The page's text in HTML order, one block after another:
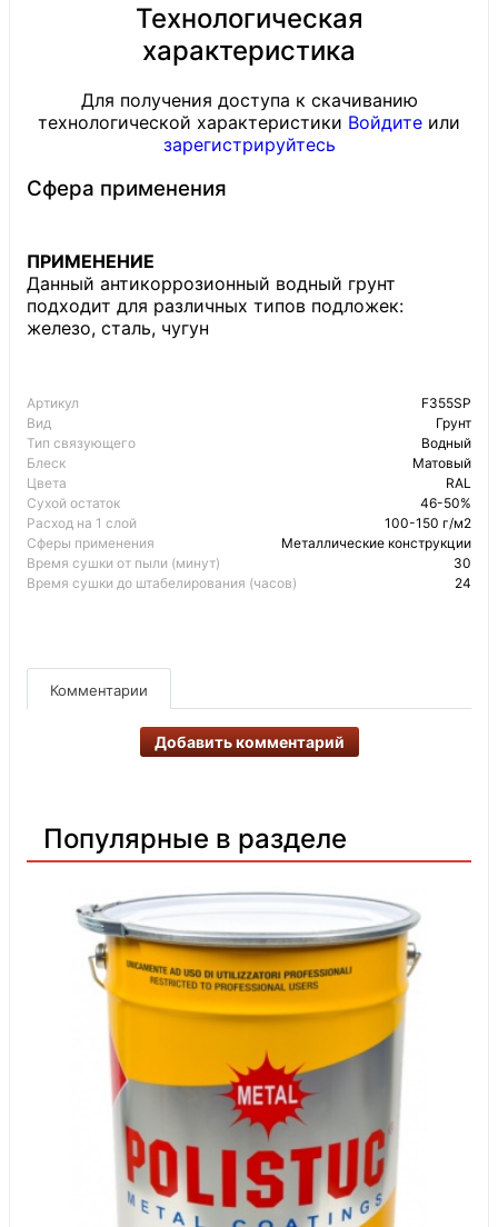
Технологическая
характеристика
Для получения доступа к скачиванию
технологической характеристики Войдите или
зарегистрируйтесь
Сфера применения
ПРИМЕНЕНИЕ
Данный антикоррозионный водный грунт
подходит для различных типов подложек:
железо, сталь, чугун
Артикул
F355SP
Вид
Грунт
Тип связующего
Водный
Блеск
Матовый
Цвета
RAL
Сухой остаток
46-50%
Расход на 1 слой
100-150 г/м2
Сферы применения
Металлические конструкции
Время сушки от пыли (минут)
30
Время сушки до штабелирования (часов)
24
Комментарии
Добавить комментарий
Популярные в разделе